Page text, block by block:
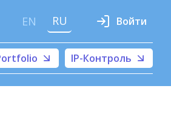
EN RU Войти
IP-Контроль